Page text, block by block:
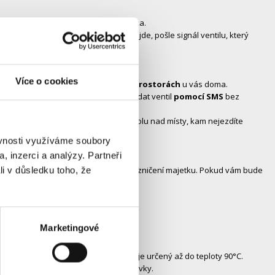
Více o cookies
využíváme soubory
inzerci a analýzy. Partneři
v důsledku toho, že
Marketingové
nebo se vám rozbije například pračka.
s unikající vodou.Jakmile k tomu dojde, pošle signál ventilu, který
nebo vešpatně dostupných prostorách u vás doma.
a ovládat ventil pomocí SMS bez
SMS. I na dálku tak máte kontrolu nad místy, kam nejezdíte
nemusí vždy nutně znamenat zničení majetku. Pokud vám bude
Má certifikát pro pitnou vodu a je určený až do teploty 90°C.
jen stačí zapojit napájení do zásuvky.